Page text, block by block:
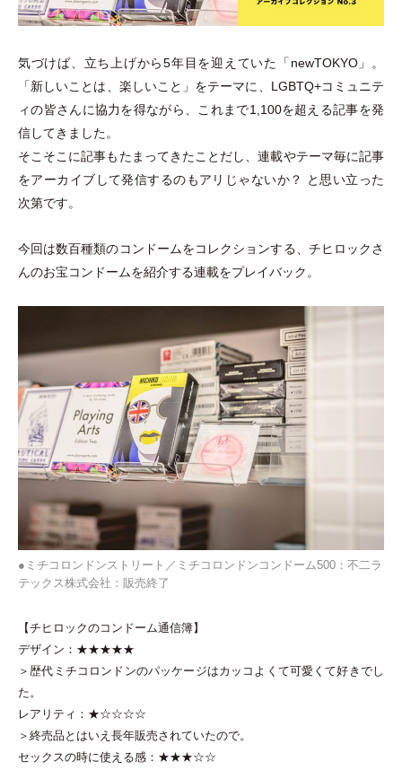
気づけば、立ち上げから5年目を迎えていた 「 newTOKYO」
。
「新しいことは、楽しいこと 」 をテーマに、LGBTQ+コミュニテ
ィの皆さんに協力を得ながら、これまで1,100を超える記事を発
信してきました。
そこそこに記事もたまってきたことだし、連載やテーマ毎に記事
をアーカイブして発信するのもアリじゃないか？ と思い立った
次第です。
今回は数百種類のコンドームをコレクションする、チヒロックさ
んのお宝コンドームを紹介する連載をプレイバック。
●ミチコロンドンストリート／ミチコロンドンコンドーム500：不二ラ
テックス株式会社：販売終了
【チヒロックのコンドーム通信簿】
デザイン：★★★★★
＞歴代ミチコロンドンのパッケージはカッコよくて可愛くて好きでし
た。
レアリティ：★☆☆☆☆
＞終売品とはいえ長年販売されていたので。
セックスの時に使える感：★★★☆☆